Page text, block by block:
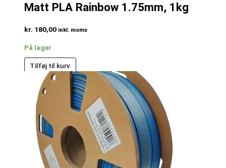
Matt PLA Rainbow 1.75mm, 1kg
kr. 180,00 inkl. moms
På lager
Tilføj til kurv